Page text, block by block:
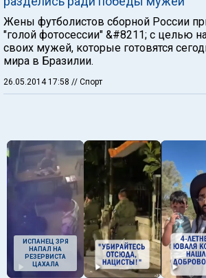
Жены футболистов сборной России
"голой фотосессии" &#8211; с целью
своих мужей, которые готовятся
мира в Бразилии.
26.05.2014 17:58 // Спорт
ИСПАНЕЦ ЗРЯ
НАПАЛ НА
РЕЗЕРВИСТА
ЦАХАЛА